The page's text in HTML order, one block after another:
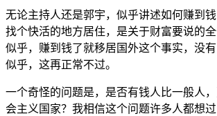
无论主持人还是郭宇，似乎讲述如何赚到
找个快活的地方居住，是关于财富要说的全
似乎，赚到钱了就移居国外这个事实，没有
似乎，这再正常不过。
一个奇怪的问题是，是否有钱人比一般人
会主义国家？我相信这个问题许多人都想